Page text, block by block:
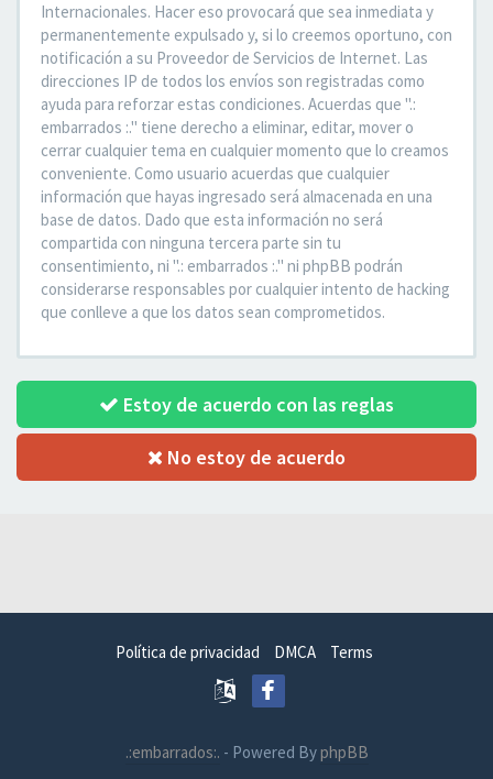
Internacionales. Hacer eso provocará que sea inmediata y
permanentemente expulsado y, si lo creemos oportuno, con
notificación a su Proveedor de Servicios de Internet. Las
direcciones IP de todos los envíos son registradas como
ayuda para reforzar estas condiciones. Acuerdas que ".:
embarrados :." tiene derecho a eliminar, editar, mover o
cerrar cualquier tema en cualquier momento que lo creamos
conveniente. Como usuario acuerdas que cualquier
información que hayas ingresado será almacenada en una
base de datos. Dado que esta información no será
compartida con ninguna tercera parte sin tu
consentimiento, ni ".: embarrados :." ni phpBB podrán
considerarse responsables por cualquier intento de hacking
que conlleve a que los datos sean comprometidos.
Estoy de acuerdo con las reglas
No estoy de acuerdo
Política de privacidad DMCA Terms
.:embarrados:. - Powered ByphpBB